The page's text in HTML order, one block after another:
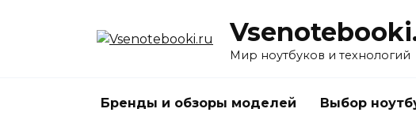
Мир ноутбуков и технологий
Бренды и обзоры моделей Выбор